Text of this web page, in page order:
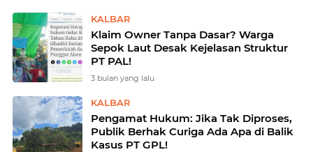
KALBAR
Klaim Owner Tanpa Dasar? Warga
Sepok Laut Desak Kejelasan Struktur
PT PAL!
3 bulan yang lalu
KALBAR
Pengamat Hukum: Jika Tak Diproses,
Publik Berhak Curiga Ada Apa di Balik
Kasus PT GPL!